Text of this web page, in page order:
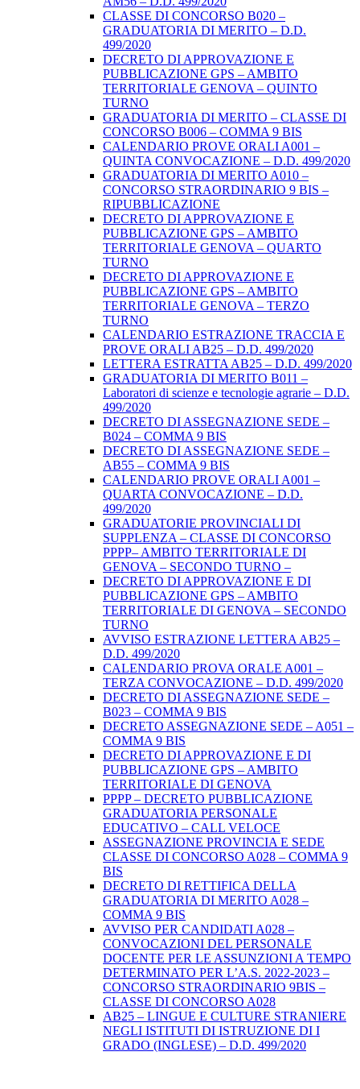
CLASSE DI CONCORSO B020 –
GRADUATORIA DI MERITO – D.D.
499/2020
DECRETO DI APPROVAZIONE E
PUBBLICAZIONE GPS – AMBITO
TERRITORIALE GENOVA – QUINTO
TURNO
GRADUATORIA DI MERITO – CLASSE DI
CONCORSO B006 – COMMA 9 BIS
CALENDARIO PROVE ORALI A001 –
QUINTA CONVOCAZIONE – D.D. 499/2020
GRADUATORIA DI MERITO A010 –
CONCORSO STRAORDINARIO 9 BIS –
RIPUBBLICAZIONE
DECRETO DI APPROVAZIONE E
PUBBLICAZIONE GPS – AMBITO
TERRITORIALE GENOVA – QUARTO
TURNO
DECRETO DI APPROVAZIONE E
PUBBLICAZIONE GPS – AMBITO
TERRITORIALE GENOVA – TERZO
TURNO
CALENDARIO ESTRAZIONE TRACCIA E
PROVE ORALI AB25 – D.D. 499/2020
LETTERA ESTRATTA AB25 – D.D. 499/2020
GRADUATORIA DI MERITO B011 –
Laboratori di scienze e tecnologie agrarie – D.D.
499/2020
DECRETO DI ASSEGNAZIONE SEDE –
B024 – COMMA 9 BIS
DECRETO DI ASSEGNAZIONE SEDE –
AB55 – COMMA 9 BIS
CALENDARIO PROVE ORALI A001 –
QUARTA CONVOCAZIONE – D.D.
499/2020
GRADUATORIE PROVINCIALI DI
SUPPLENZA – CLASSE DI CONCORSO
PPPP– AMBITO TERRITORIALE DI
GENOVA – SECONDO TURNO –
DECRETO DI APPROVAZIONE E DI
PUBBLICAZIONE GPS – AMBITO
TERRITORIALE DI GENOVA – SECONDO
TURNO
AVVISO ESTRAZIONE LETTERA AB25 –
D.D. 499/2020
CALENDARIO PROVA ORALE A001 –
TERZA CONVOCAZIONE – D.D. 499/2020
DECRETO DI ASSEGNAZIONE SEDE –
B023 – COMMA 9 BIS
DECRETO ASSEGNAZIONE SEDE – A051 –
COMMA 9 BIS
DECRETO DI APPROVAZIONE E DI
PUBBLICAZIONE GPS – AMBITO
TERRITORIALE DI GENOVA
PPPP – DECRETO PUBBLICAZIONE
GRADUATORIA PERSONALE
EDUCATIVO – CALL VELOCE
ASSEGNAZIONE PROVINCIA E SEDE
CLASSE DI CONCORSO A028 – COMMA 9
BIS
DECRETO DI RETTIFICA DELLA
GRADUATORIA DI MERITO A028 –
COMMA 9 BIS
AVVISO PER CANDIDATI A028 –
CONVOCAZIONI DEL PERSONALE
DOCENTE PER LE ASSUNZIONI A TEMPO
DETERMINATO PER L’A.S. 2022-2023 –
CONCORSO STRAORDINARIO 9BIS –
CLASSE DI CONCORSO A028
AB25 – LINGUE E CULTURE STRANIERE
NEGLI ISTITUTI DI ISTRUZIONE DI I
GRADO (INGLESE) – D.D. 499/2020